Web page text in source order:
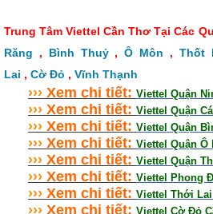
Trung Tâm Viettel Cần Thơ Tại Các
Răng , Bình Thuỷ,Ô Môn , Thốt
Lai , Cờ Đỏ , Vĩnh Thạnh
››› Xem chi tiết: Viettel Quận
››› Xem chi tiết: Viettel Quận
››› Xem chi tiết: Viettel Quận
››› Xem chi tiết: Viettel Quận Ô
››› Xem chi tiết: Viettel Quận
››› Xem chi tiết: Viettel Phong
››› Xem chi tiết: Viettel Thới
››› Xem chi tiết: Viettel Cờ Đỏ